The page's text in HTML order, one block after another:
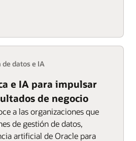
datos e IA
e IA para impulsar
de negocio
a las organizaciones que
de gestión de datos,
artificial de Oracle para